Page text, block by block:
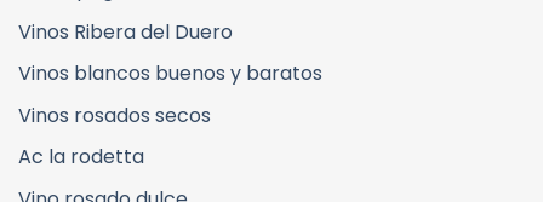
Vinos Ribera del Duero
Vinos blancos buenos y baratos
Vinos rosados secos
Ac la rodetta